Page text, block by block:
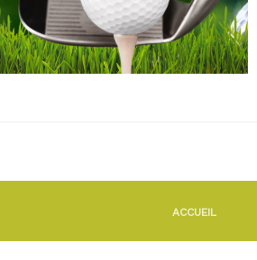
ACCUEIL